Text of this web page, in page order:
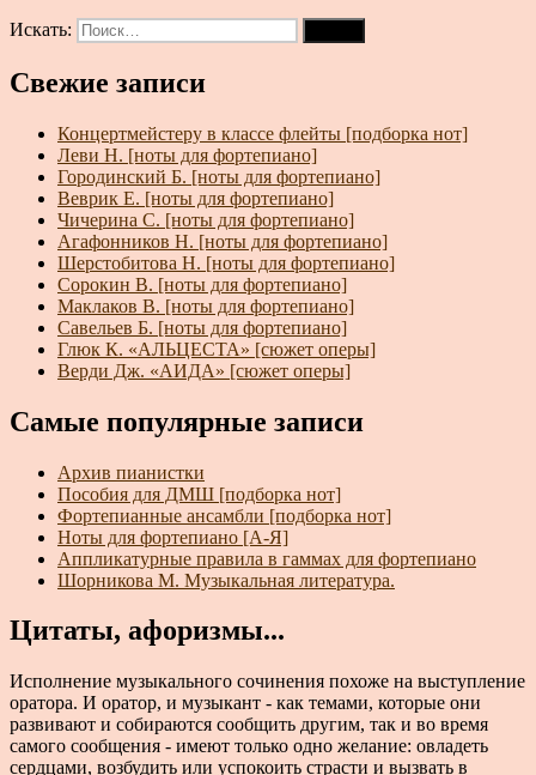
Искать:
Свежие записи
Концертмейстеру в классе флейты [подборка нот]
Леви Н. [ноты для фортепиано]
Городинский Б. [ноты для фортепиано]
Веврик Е. [ноты для фортепиано]
Чичерина С. [ноты для фортепиано]
Агафонников Н. [ноты для фортепиано]
Шерстобитова Н. [ноты для фортепиано]
Сорокин В. [ноты для фортепиано]
Маклаков В. [ноты для фортепиано]
Савельев Б. [ноты для фортепиано]
Глюк К. «АЛЬЦЕСТА» [сюжет оперы]
Верди Дж. «АИДА» [сюжет оперы]
Самые популярные записи
Архив пианистки
Пособия для ДМШ [подборка нот]
Фортепианные ансамбли [подборка нот]
Ноты для фортепиано [А-Я]
Аппликатурные правила в гаммах для фортепиано
Шорникова М. Музыкальная литература.
Цитаты, афоризмы...
Исполнение музыкального сочинения похоже на выступление
оратора. И оратор, и музыкант - как темами, которые они
развивают и собираются сообщить другим, так и во время
самого сообщения - имеют только одно желание: овладеть
сердцами, возбудить или успокоить страсти и вызвать в